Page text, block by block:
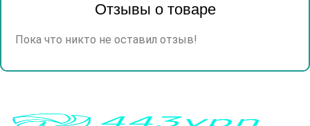
Отзывы о товаре
Пока что никто не оставил отзыв!